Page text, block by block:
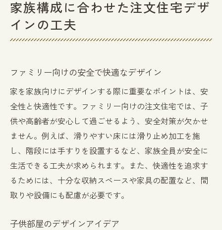
家族構成に合わせた注文住宅デザ
インの工夫
ファミリー向けの安全で快適なデザイン
家を家族向けにデザインする際に重要なポイントは、安
全性と快適性です。ファミリー向けの注文住宅では、子
供や高齢者が安心して過ごせるよう、安全対策が欠かせ
ません。例えば、滑りやすい床には滑り止め加工を施
し、階段には手すりを設置するなど、家族全員が安全に
生活できる工夫が求められます。また、快適性を追求す
るためには、十分な収納スペースや家具の配置など、間
取りや設備にも配慮が必要です。
子供部屋のデザインアイデア